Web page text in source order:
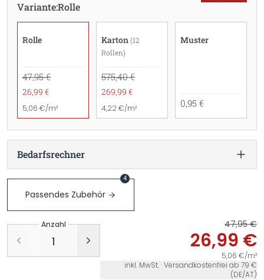
Variante:Rolle
Rolle
47,95 €
26,99 €
5,06 €/m²
Karton (12
Rollen)
575,40 €
269,99 €
4,22 €/m²
Muster
0,95 €
Bedarfsrechner
Passendes Zubehör
4
Anzahl 47,95 €
26,99 €
5,06 €/m²
inkl. MwSt. · Versandkostenfrei ab 79 €
(DE/AT)